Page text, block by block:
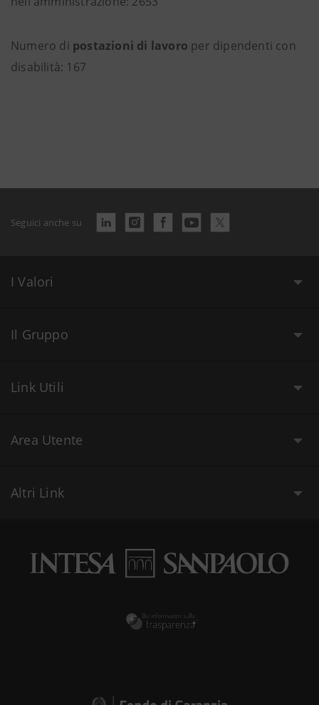
Numero di postazioni di lavoro per dipendenti con
disabilità: 167
Seguici anche su
I Valori
Il Gruppo
Link Utili
Area Utente
Altri Link